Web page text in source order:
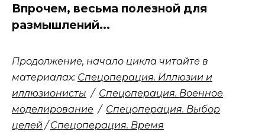
Впрочем, весьма полезной для
размышлений...
Продолжение, начало цикла читайте в
материалах: Спецоперация. Иллюзии и
иллюзионисты / Спецоперация. Военное
моделирование / Спецоперация. Выбор
целей /Спецоперация. Время